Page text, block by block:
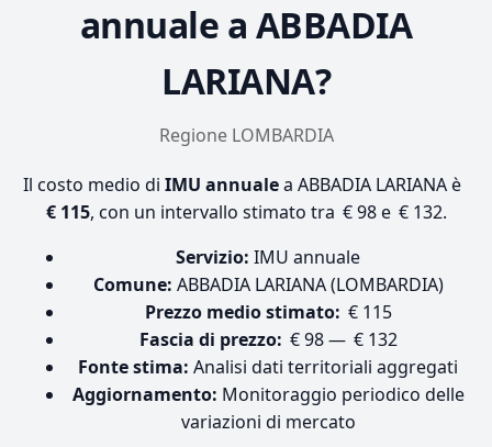
annuale a ABBADIA
LARIANA?
Regione LOMBARDIA
Il costo medio di IMU annualea ABBADIA LARIANA è
€ 115, con un intervallo stimato tra € 98 e € 132.
Servizio: IMU annuale
Comune: ABBADIA LARIANA (LOMBARDIA)
Prezzo medio stimato: € 115
Fascia di prezzo: € 98 — € 132
Fonte stima: Analisi dati territoriali aggregati
Aggiornamento: Monitoraggio periodico delle
variazioni di mercato